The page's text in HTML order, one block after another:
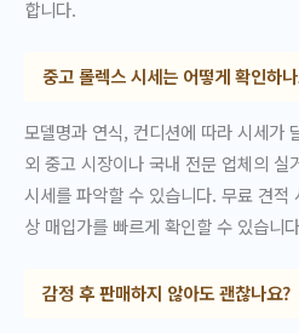
합니다.
중고 롤렉스 시세는 어떻게 확인하
모델명과 연식, 컨디션에 따라 시세가
외 중고 시장이나 국내 전문 업체의 실
시세를 파악할 수 있습니다. 무료 견적
상 매입가를 빠르게 확인할 수 있습니
감정 후 판매하지 않아도 괜찮나요?